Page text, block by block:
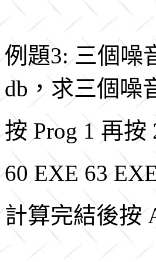
例題3: 三個噪
db，求三個噪
按 Prog 1 再
60 EXE 63
計算完結後按